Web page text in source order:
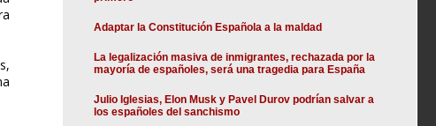
Adaptar la Constitución Española a la maldad
La legalización masiva de inmigrantes, rechazada por la
mayoría de españoles, será una tragedia para España
Julio Iglesias, Elon Musk y Pavel Durov podrían salvar a
los españoles del sanchismo